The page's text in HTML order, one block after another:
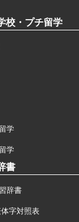
校・プチ留学
学
学
書
辞書
体字対照表